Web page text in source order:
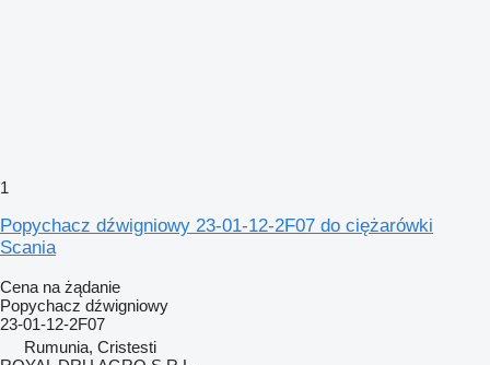
1
Popychacz dźwigniowy 23-01-12-2F07 do ciężarówki
Scania
Cena na żądanie
Popychacz dźwigniowy
23-01-12-2F07
Rumunia, Cristesti